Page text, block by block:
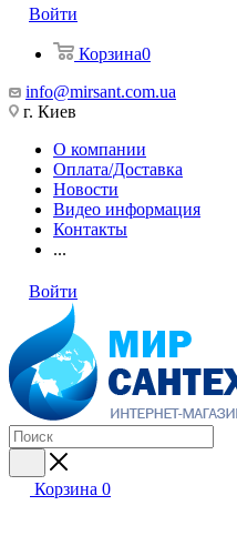
Войти
Корзина0
info@mirsant.com.ua
г. Киев
О компании
Оплата/Доставка
Новости
Видео информация
Контакты
...
Войти
Корзина 0